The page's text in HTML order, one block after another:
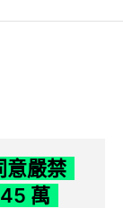
意嚴禁
萬